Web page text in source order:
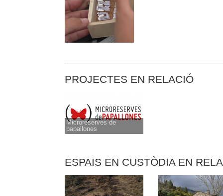
PROJECTES EN RELACIÓ
Microreserves de
papallones
ESPAIS EN CUSTÒDIA EN